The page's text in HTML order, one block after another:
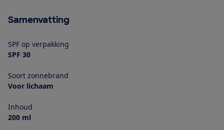
Samenvatting
SPF op verpakking
SPF 30
Soort zonnebrand
Voor lichaam
Inhoud
200 ml